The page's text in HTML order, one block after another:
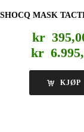
SHOCQ MASK
kr
kr
KJØP